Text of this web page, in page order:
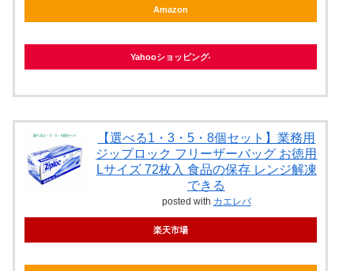
Amazon
Yahooショッピング
【選べる1・3・5・8個セット】業務用
ジップロック フリーザーバッグ お徳用
Lサイズ 72枚入 食品の保存 レンジ解凍
できる
posted with カエレバ
楽天市場